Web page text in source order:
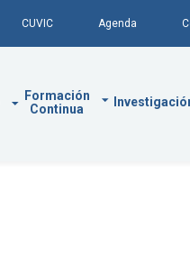
CUVIC Agenda
Formación
Continua